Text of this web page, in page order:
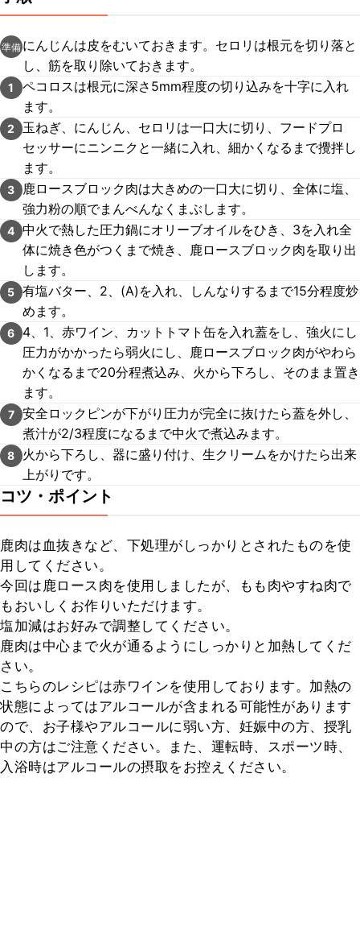
準備 にんじんは皮をむいておきます。セロリは根元を切り落と
し、筋を取り除いておきます。
1
ペコロスは根元に深さ5mm程度の切り込みを十字に入れ
ます。
2
玉ねぎ、にんじん、セロリは一口大に切り、フードプロ
セッサーにニンニクと一緒に入れ、細かくなるまで攪拌し
ます。
3
鹿ロースブロック肉は大きめの一口大に切り、全体に塩、
強力粉の順でまんべんなくまぶします。
4 中火で熱した圧力鍋にオリーブオイルをひき、3を入れ全
体に焼き色がつくまで焼き、鹿ロースブロック肉を取り出
します。
5 有塩バター、2、(A)を入れ、しんなりするまで15分程度炒
めます。
6
4、1、赤ワイン、カットトマト缶を入れ蓋をし、強火にし
圧力がかかったら弱火にし、鹿ロースブロック肉がやわら
かくなるまで20分程煮込み、火から下ろし、そのまま置き
ます。
7 安全ロックピンが下がり圧力が完全に抜けたら蓋を外し、
煮汁が2/3程度になるまで中火で煮込みます。
8
火から下ろし、器に盛り付け、生クリームをかけたら出来
上がりです。
コツ・ポイント
鹿肉は血抜きなど、下処理がしっかりとされたものを使
用してください。
今回は鹿ロース肉を使用しましたが、もも肉やすね肉で
もおいしくお作りいただけます。
塩加減はお好みで調整してください。
鹿肉は中心まで火が通るようにしっかりと加熱してくだ
さい。
こちらのレシピは赤ワインを使用しております。加熱の
状態によってはアルコールが含まれる可能性があります
ので、お子様やアルコールに弱い方、妊娠中の方、授乳
中の方はご注意ください。また、運転時、スポーツ時、
入浴時はアルコールの摂取をお控えください。